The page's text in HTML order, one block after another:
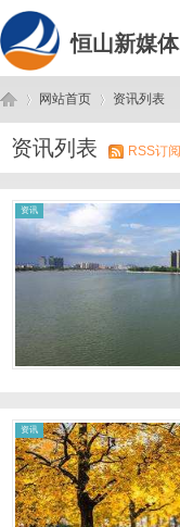
恒山新媒体
恒 ›
网站首页
›
资讯列表
资讯列表 RSS订阅
资讯
资讯